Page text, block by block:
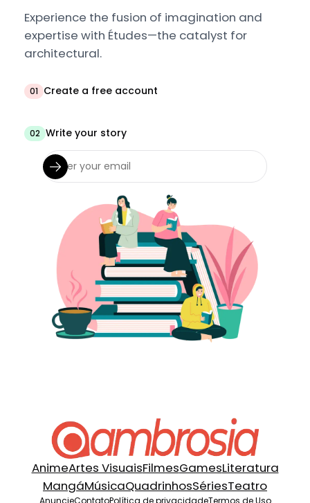
Experience the fusion of imagination and
expertise with Études—the catalyst for
architectural.
01 Create a free account
02 Write your story
AnimeArtes VisuaisFilmesGamesLiteratura
MangáMúsicaQuadrinhosSériesTeatro